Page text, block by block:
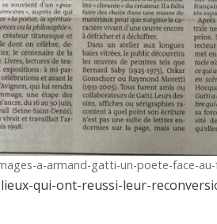
a-armand-gatti-un-poete-face-au-
qui-ont-reussi-leur-